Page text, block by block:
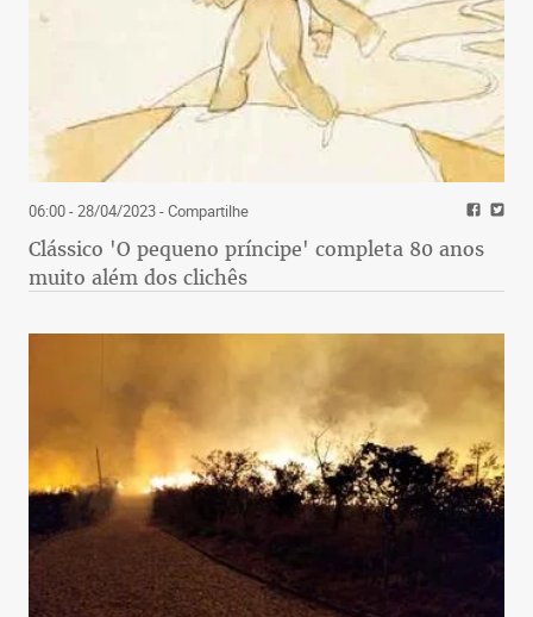
06:00 - 28/04/2023- Compartilhe
Clássico 'O pequeno príncipe' completa 80 anos
muito além dos clichês